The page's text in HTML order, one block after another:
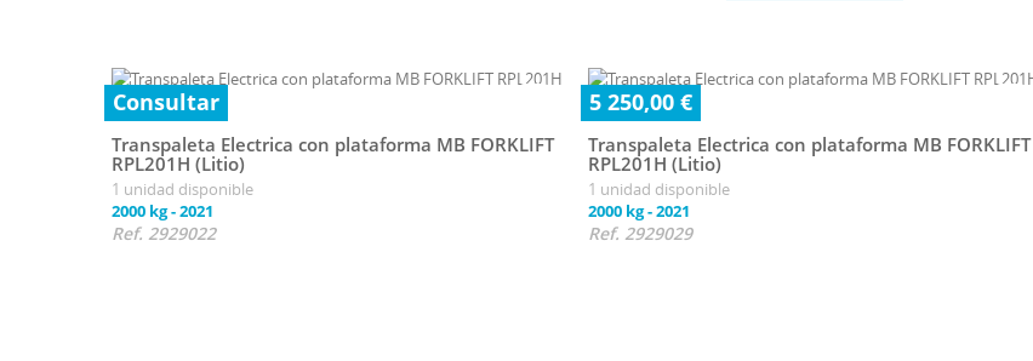
Consultar
Transpaleta Electrica con plataforma MB FORKLIFT
RPL201H (Litio)
1 unidad disponible
2000 kg-2021
Ref. 2929022
5 250,00 €
Transpaleta Electrica con plataforma MB FORKLIFT
RPL201H (Litio)
1 unidad disponible
2000 kg-2021
Ref. 2929029